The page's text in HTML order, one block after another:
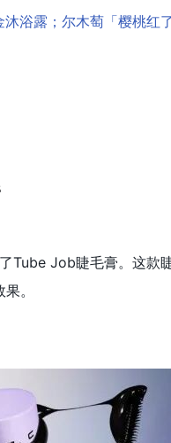
浴露；尔木萄「樱桃红
Tube Job睫毛膏。这款
。